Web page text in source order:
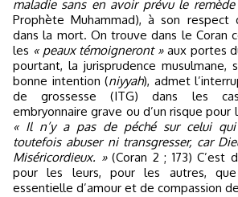
maladie sans en avoir prévu le remède
Prophète Muhammad), à son respect
dans la mort. On trouve dans le Coran
les « peaux témoigneront »aux portes
pourtant, la jurisprudence musulmane,
bonne intention (niyyah), admet
de grossesse (ITG) dans les
embryonnaire grave ou d’un risque pour
« Il n’y a pas de péché sur celui
toutefois abuser ni transgresser, car
Miséricordieux. »(Coran 2 ; 173) C’est
pour les leurs, pour les autres,
essentielle d’amour et de compassion